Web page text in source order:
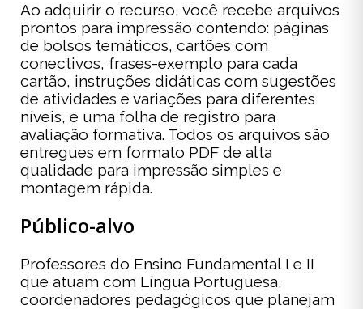
Ao adquirir o recurso, você recebe arquivos
prontos para impressão contendo: páginas
de bolsos temáticos, cartões com
conectivos, frases-exemplo para cada
cartão, instruções didáticas com sugestões
de atividades e variações para diferentes
níveis, e uma folha de registro para
avaliação formativa. Todos os arquivos são
entregues em formato PDF de alta
qualidade para impressão simples e
montagem rápida.
Público-alvo
Professores do Ensino Fundamental I e II
que atuam com Língua Portuguesa,
coordenadores pedagógicos que planejam